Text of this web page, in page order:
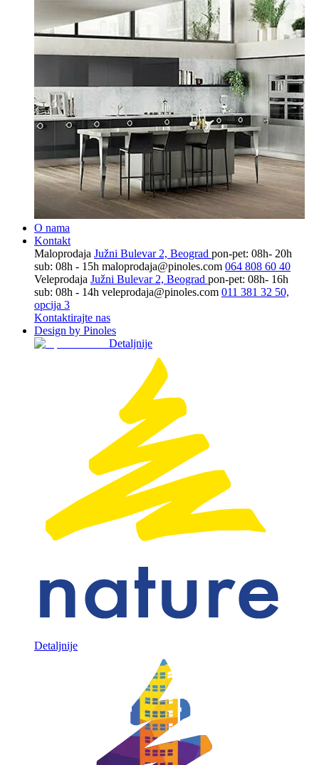
O nama
Kontakt
Maloprodaja Južni Bulevar 2, Beograd pon-pet: 08h- 20h
sub: 08h - 15h maloprodaja@pinoles.com 064 808 60 40
Veleprodaja Južni Bulevar 2, Beograd pon-pet: 08h- 16h
sub: 08h - 14h veleprodaja@pinoles.com 011 381 32 50,
opcija 3
Kontaktirajte nas
Design by Pinoles
Detaljnije
Detaljnije